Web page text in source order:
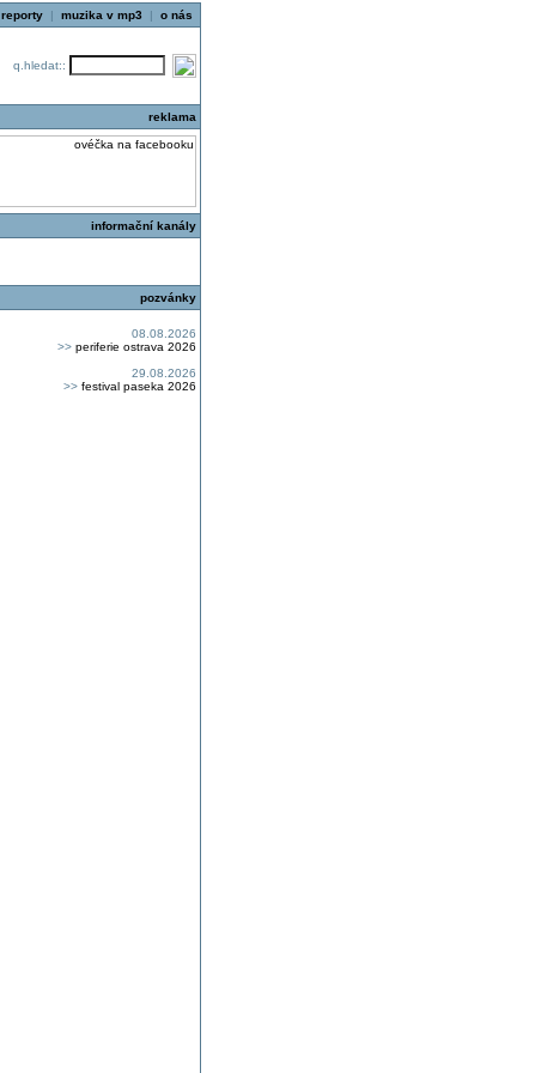
reporty| muzika v mp3 | o nás
q.hledat::
reklama
informační kanály
pozvánky
08.08.2026
>> periferie ostrava 2026
29.08.2026
>> festival paseka 2026